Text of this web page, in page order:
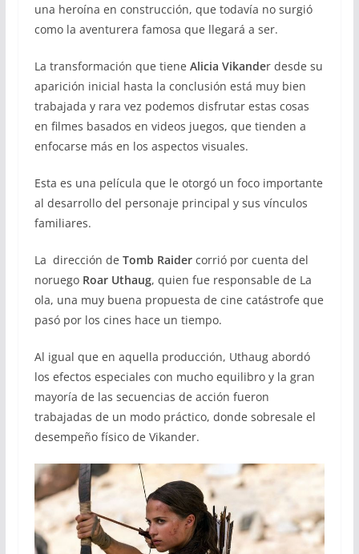
una heroína en construcción, que todavía no surgió
como la aventurera famosa que llegará a ser.
La transformación que tiene Alicia Vikander desde su
aparición inicial hasta la conclusión está muy bien
trabajada y rara vez podemos disfrutar estas cosas
en filmes basados en videos juegos, que tienden a
enfocarse más en los aspectos visuales.
Esta es una película que le otorgó un foco importante
al desarrollo del personaje principal y sus vínculos
familiares.
La dirección de Tomb Raidercorrió por cuenta del
noruegoRoar Uthaug, quien fue responsable de La
ola, una muy buena propuesta de cine catástrofe que
pasó por los cines hace un tiempo.
Al igual que en aquella producción, Uthaug abordó
los efectos especiales con mucho equilibro y la gran
mayoría de las secuencias de acción fueron
trabajadas de un modo práctico, donde sobresale el
desempeño físico de Vikander.